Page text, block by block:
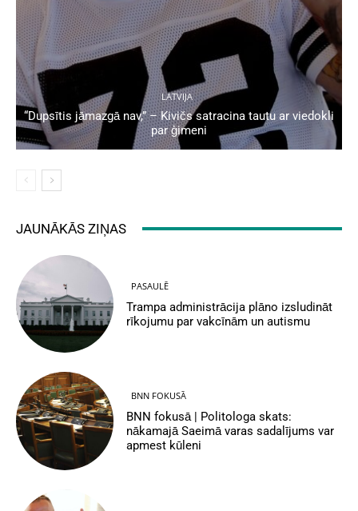
LATVIJA
“Dupsītis jāmazgā nav,” – Kivičs satracina tautu ar viedokli
par ģimeni
JAUNĀKĀS ZIŅAS
PASAULĒ
Trampa administrācija plāno izsludināt
rīkojumu par vakcīnām un autismu
BNN FOKUSĀ
BNN fokusā | Politologa skats:
nākamajā Saeimā varas sadalījums var
apmest kūleni